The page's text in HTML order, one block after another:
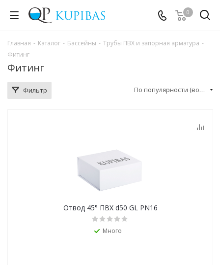
0
Главная - Каталог - Бассейны - Трубы ПВХ и запорная арматура -
Фитинг
Фитинг
Фильтр По популярности (возрастание)
Отвод 45° ПВХ d50 GL PN16
Много